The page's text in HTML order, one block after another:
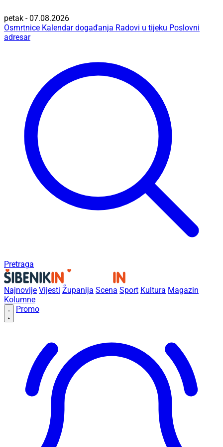
petak - 07.08.2026
Osmrtnice Kalendar događanja Radovi u tijeku Poslovni
adresar
Pretraga
Najnovije Vijesti Županija Scena Sport Kultura Magazin
Kolumne
Promo